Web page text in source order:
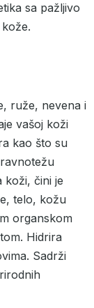
sa pažljivo
ruže, nevena i
vašoj koži
kao što su
koži, čini je
telo, kožu
organskom
Hidrira
Sadrži